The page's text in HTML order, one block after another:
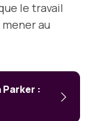
le travail
au
Parker :